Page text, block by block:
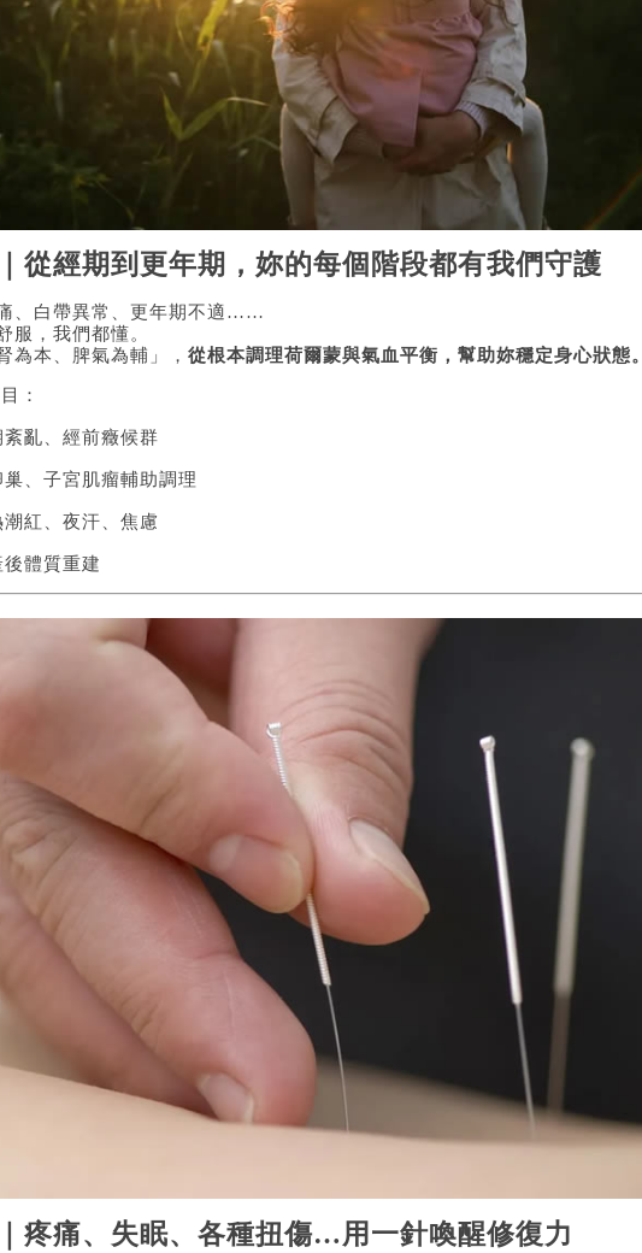
從經期到更年期，妳的每個階段都有我們守護
、白帶異常、更年期不適……
服，我們都懂。
為本、脾氣為輔」， 從根本調理荷爾蒙與氣血平衡，幫助妳穩定身心狀態。
：
紊亂、經前癥候群
巢、子宮肌瘤輔助調理
紅、夜汗、焦慮
體質重建
疼痛、失眠、各種扭傷…用一針喚醒修復力